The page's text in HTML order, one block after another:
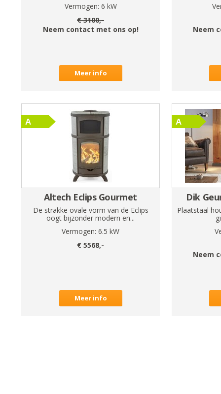
Vermogen: 6 kW
€3100,-
Neem contact met ons op!
Meer info
Neem
Altech Eclips Gourmet
De strakke ovale vorm van de Eclips
oogt bijzonder modern en...
Vermogen: 6.5 kW
€5568,-
Meer info
Dik
Plaatstaal
Neem